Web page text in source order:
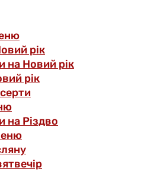
рік
на Новий рік
рік
на Різдво